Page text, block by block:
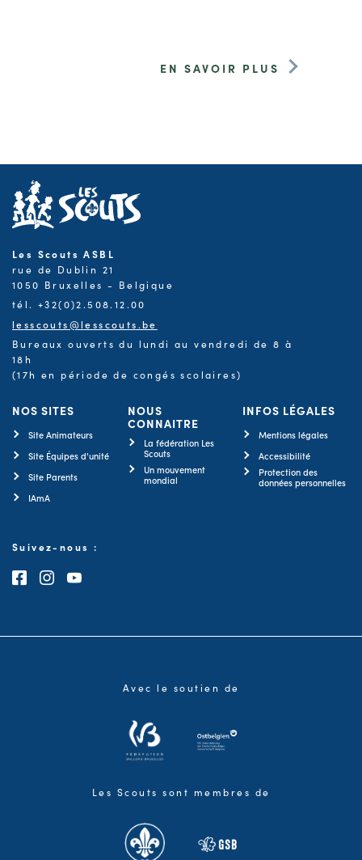
EN SAVOIR PLUS
Les Scouts ASBL
rue de Dublin 21
1050 Bruxelles - Belgique
tél. +32(0)2.508.12.00
lesscouts@lesscouts.be
Bureaux ouverts du lundi au vendredi de 8 à
18h
(17h en période de congés scolaires)
NOS SITES
Site Animateurs
Site Équipes d'unité
Site Parents
IAmA
NOUS
CONNAITRE
La fédération Les
Scouts
Un mouvement
mondial
INFOS LÉGALES
Mentions légales
Accessibilité
Protection des
données personnelles
Suivez-nous :
Consultez notre page Facebook
Consultez notre page Instagram
Consultez notre chaîne Youtube
Avec le soutien de
Les Scouts sont membres de